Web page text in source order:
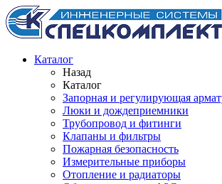
Каталог
Назад
Каталог
Запорная и регулирующая
Люки и дождеприемники
Трубопровод и фитинги
Клапаны и фильтры
Пожарная безопасность
Измерительные приборы
Отопление и радиаторы